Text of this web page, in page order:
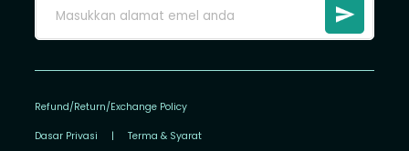
Refund/Return/Exchange Policy
Dasar Privasi | Terma & Syarat